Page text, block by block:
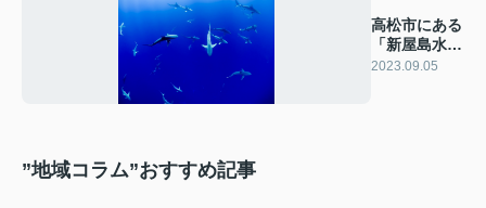
高松市にある
「新屋島水族
館」をご紹
2023.09.05
”地域コラム”おすすめ記事